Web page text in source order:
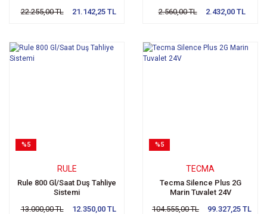
22.255,00 TL
21.142,25 TL
2.560,00 TL
2.432,00 TL
%5
RULE
Rule 800 Gl/Saat Duş Tahliye
Sistemi
13.000,00 TL
12.350,00 TL
%5
TECMA
Tecma Silence Plus 2G
Marin Tuvalet 24V
104.555,00 TL
99.327,25 TL